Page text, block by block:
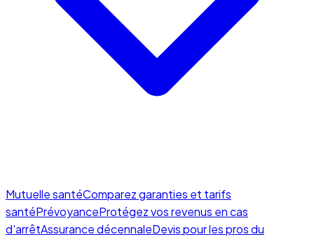
Mutuelle santéComparez garanties et tarifs
santéPrévoyanceProtégez vos revenus en cas
d'arrêtAssurance décennaleDevis pour les pros du